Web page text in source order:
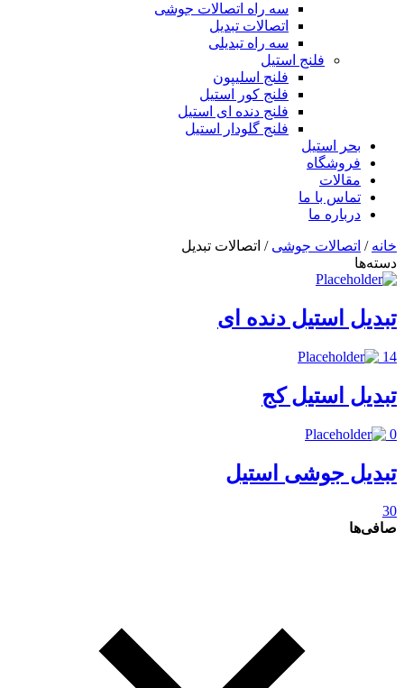
سه راه اتصالات جوشی
اتصالات تبدیل
سه راه تبدیلی
فلنج استیل
فلنج اسلیپون
فلنج کور استیل
فلنج دنده ای استیل
فلنج گلودار استیل
بحر استیل
فروشگاه
مقالات
تماس با ما
درباره ما
خانه / اتصالات جوشی / اتصالات تبدیل
دسته‌ها
تبدیل استیل دنده ای
14
تبدیل استیل کج
0
تبدیل جوشی استیل
30
صافی‌ها